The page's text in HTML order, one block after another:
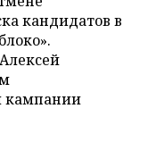
кандидатов в
кампании